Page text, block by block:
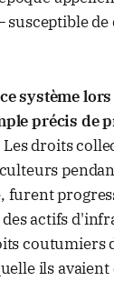
de
système
précis de
Les droits
furent
actifs
coutumiers
ils